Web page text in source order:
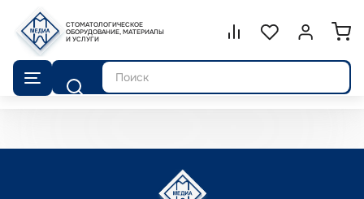
СТОМАТОЛОГИЧЕСКОЕ
ОБОРУДОВАНИЕ, МАТЕРИАЛЫ
И УСЛУГИ
Сравнение.
СписокВойти или
Поиск